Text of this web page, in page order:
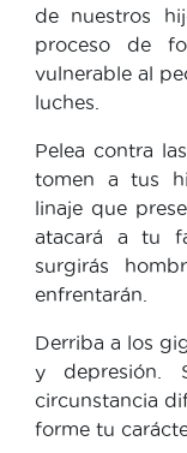
de nuestros
proceso de
vulnerable al
luches.
Pelea contra
tomen a tus
linaje que
atacará a tu
surgirás
enfrentarán.
Derriba a los
y depresión.
circunstancia
forme tu